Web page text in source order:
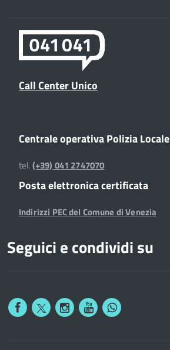
Call Center Unico
Centrale operativa Polizia Locale
tel.(+39) 041 2747070
Posta elettronica certificata
Indirizzi PEC del Comune di Venezia
Seguici e condividi su